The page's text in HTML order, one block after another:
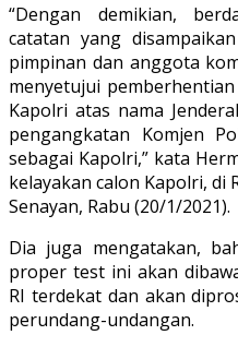
“Dengan demikian,
catatan yang
pimpinan dan anggota
menyetujui
Kapolri atas nama
pengangkatan Komjen
sebagai Kapolri,” kata
kelayakan calon Kapolri, di
Senayan, Rabu (20/1/2021).
Dia juga mengatakan,
proper test ini akan
RI terdekat dan akan
perundang-undangan.